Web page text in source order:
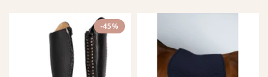
-45%